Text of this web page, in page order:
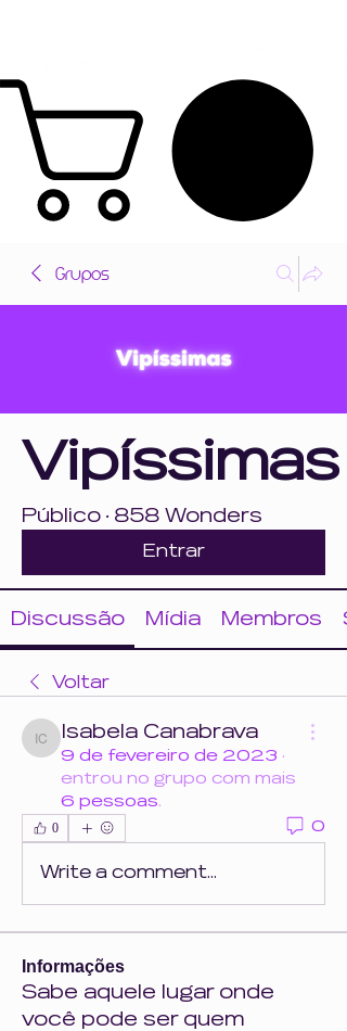
Grupos
Vipíssimas
Público · 858 Wonders
Entrar
Discussão Mídia Membros
Voltar
Isabela Canabrava
Isabela Canabrava
9 de fevereiro de 2023 ·
entrou no grupo com mais
6 pessoas.
0 0
Write a comment...
Informações
Sabe aquele lugar onde
você pode ser quem